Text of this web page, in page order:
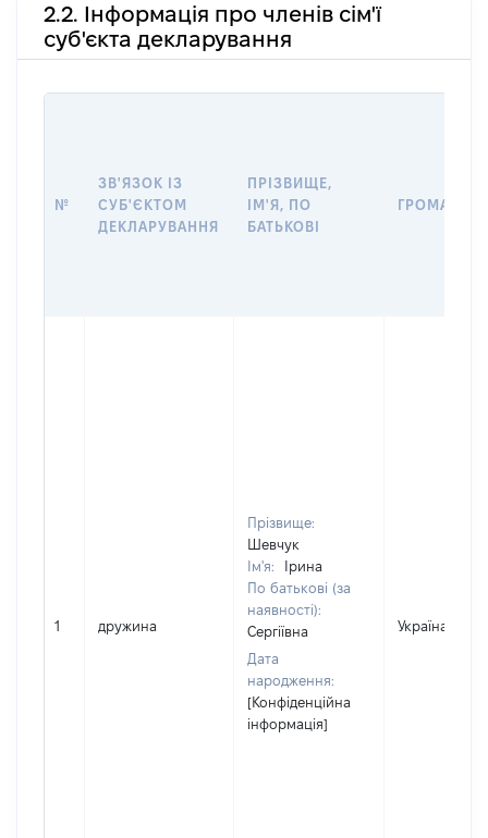
2.2. Інформація про членів сім'ї
суб'єкта декларування
№
ЗВ'ЯЗОК ІЗ
СУБ'ЄКТОМ
ДЕКЛАРУВАННЯ
ПРІЗВИЩЕ,
ІМ'Я, ПО
БАТЬКОВІ
1 дружина
Прізвище:
Шевчук
Ім'я:
Ірина
По батькові (за
наявності):
Сергіївна
Дата
народження:
[Конфіденційна
інформація]
Україна